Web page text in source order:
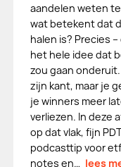
aandelen weten
wat betekent dat
halen is? Precies
het hele idee dat
zou gaan
zijn kant, maar je
je winners meer
verliezen. In deze
op dat vlak, fijn
podcasttip voor
notes en… lees